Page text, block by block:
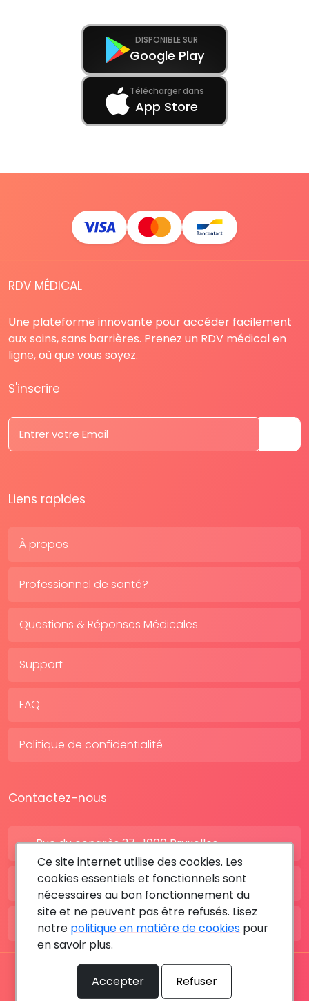
DISPONIBLE SUR
Google Play
Télécharger dans
App Store
RDV MÉDICAL
Une plateforme innovante pour accéder facilement
aux soins, sans barrières. Prenez un RDV médical en
ligne, où que vous soyez.
S'inscrire
Liens rapides
À propos
Professionnel de santé?
Questions & Réponses Médicales
Support
FAQ
Politique de confidentialité
Contactez-nous
Rue du congrès 37 , 1000 Bruxelles
BE: +32 28080227
FR: +33 183642895
Tous les droits sont réservés © 2026 RDV MÉDICAL By
MediaSatCom
Ce site internet utilise des cookies. Les
cookies essentiels et fonctionnels sont
nécessaires au bon fonctionnement du
site et ne peuvent pas être refusés. Lisez
notre politique en matière de cookies pour
en savoir plus.
Accepter Refuser